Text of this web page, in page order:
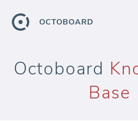
OCTOBOARD
Octoboard
Base